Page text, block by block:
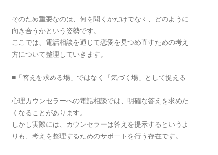
そのため重要なのは、何を聞くかだけでなく、どのように
向き合うかという姿勢です。
ここでは、電話相談を通じて恋愛を見つめ直すための考え
方について整理していきます。
■「答えを求める場」ではなく「気づく場」として捉える
心理カウンセラーへの電話相談では、明確な答えを求めた
くなることがあります。
しかし実際には、カウンセラーは答えを提示するというよ
りも、考えを整理するためのサポートを行う存在です。